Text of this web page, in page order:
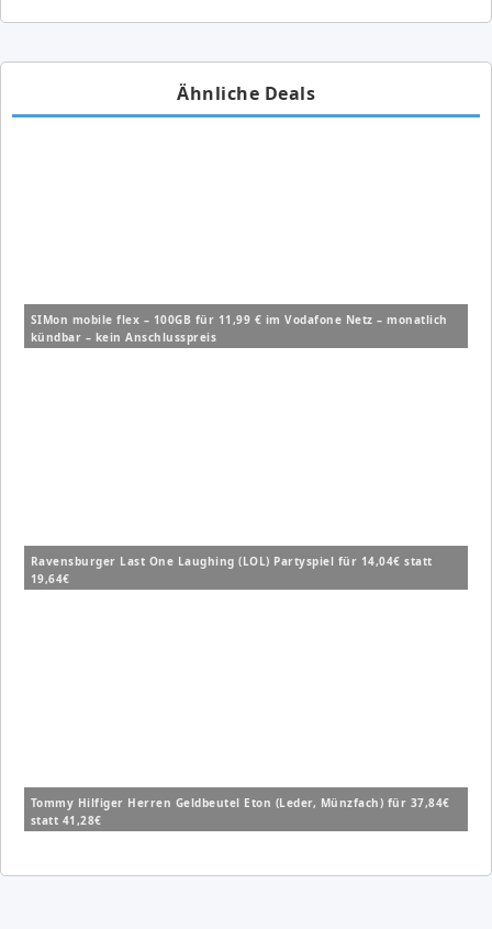
Ähnliche Deals
SIMon mobile flex – 100GB für 11,99 € im Vodafone Netz – monatlich
kündbar – kein Anschlusspreis
Ravensburger Last One Laughing (LOL) Partyspiel für 14,04€ statt
19,64€
Tommy Hilfiger Herren Geldbeutel Eton (Leder, Münzfach) für 37,84€
statt 41,28€